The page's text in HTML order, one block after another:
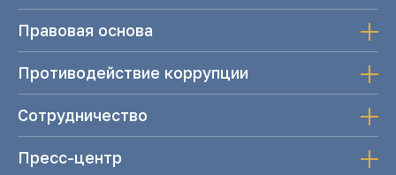
Правовая основа
Противодействие коррупции
Сотрудничество
Пресс-центр